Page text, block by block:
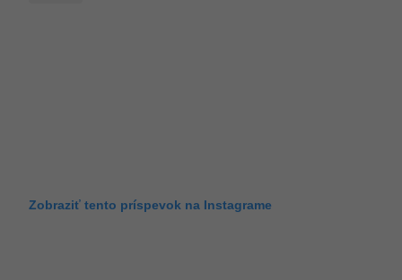
Zobraziť tento príspevok na Instagrame